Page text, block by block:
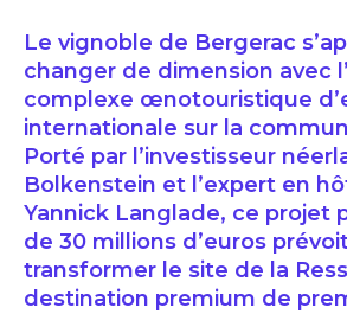
Le vignoble de Bergerac
changer de dimension avec
complexe œnotouristique
internationale sur la
Porté par l’investisseur
Bolkenstein et l’expert en
Yannick Langlade, ce projet
de 30 millions d’euros
transformer le site de la
destination premium de